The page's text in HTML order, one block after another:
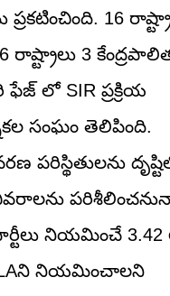
16
3
లో SIR ప్రక్రియ
సంఘం తెలిపింది.
పరిస్థితులను
నియమించే 3.42
నియమించాలని